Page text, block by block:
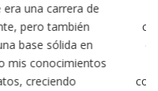
comprender cómo
vida diaria. Aunque la
parte de mi tiempo a
y socorrismo. Estoy
ha sido una de las